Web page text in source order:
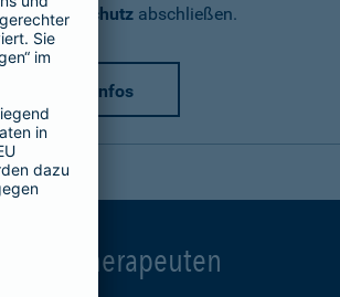
Premium-Schutz abschließen.
mehr Infos